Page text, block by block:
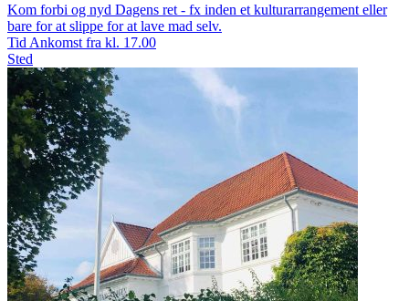
Kom forbi og nyd Dagens ret - fx inden et kulturarrangement eller
bare for at slippe for at lave mad selv.
Tid Ankomst fra kl. 17.00
Sted